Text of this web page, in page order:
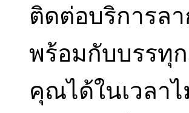
ติดต่อบริการล
พร้อมกับบรรทุ
คุณได้ในเวลา